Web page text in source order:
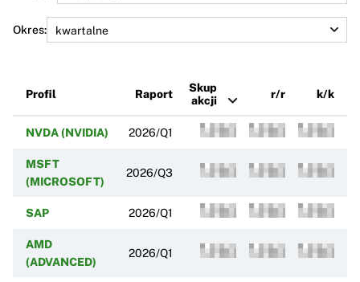
Okres:
Profil Raport
Skup
akcji
r/r k/k
NVDA (NVIDIA) 2026/Q1
MSFT
(MICROSOFT)
2026/Q3
SAP 2026/Q1
AMD
(ADVANCED)
2026/Q1